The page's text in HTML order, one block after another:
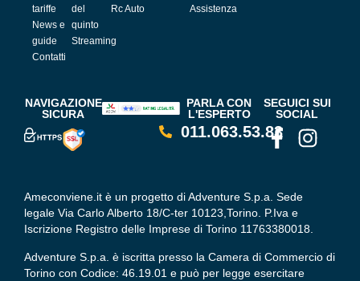
tariffe
News e
guide
Contatti
del
quinto
Streaming
Rc Auto
Assistenza
NAVIGAZIONE
SICURA
PARLA CON
L'ESPERTO
011.063.53.83
SEGUICI SUI
SOCIAL
Ameconviene.it è un progetto di Adventure S.p.a. Sede
legale Via Carlo Alberto 18/C-ter 10123,Torino. P.Iva e
Iscrizione Registro delle Imprese di Torino 11763380018.
Adventure S.p.a. è iscritta presso la Camera di Commercio di
Torino con Codice: 46.19.01 e può per legge esercitare